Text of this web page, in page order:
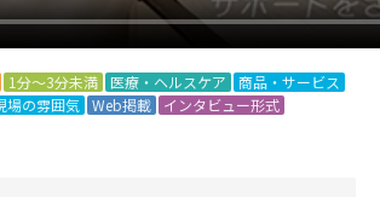
1分～3分未満 医療・ヘルスケア
商品・サービス
場の雰囲気 Web掲載
インタビュー形式